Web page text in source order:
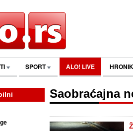
SPORT ALO! LIVE
Saobraćajna